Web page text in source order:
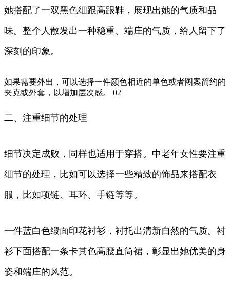
她搭配了一双黑色细跟高跟鞋，展现出她的气质和品
味。整个人散发出一种稳重、端庄的气质，给人留下了
深刻的印象。
如果需要外出，可以选择一件颜色相近的单色或者图案简约的
夹克或外套，以增加层次感。 02
二、注重细节的处理
细节决定成败，同样也适用于穿搭。中老年女性要注重
细节的处理，比如可以选择一些精致的饰品来搭配衣
服，比如项链、耳环、手链等等。
一件蓝白色缎面印花衬衫，衬托出清新自然的气质。衬
衫下面搭配一条卡其色高腰直筒裙，彰显出她优美的身
姿和端庄的风范。